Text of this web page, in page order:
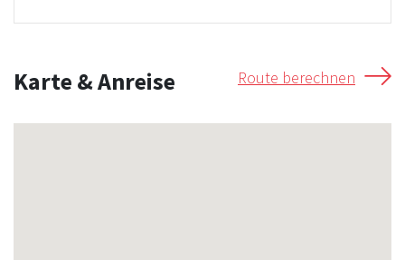
Karte & Anreise Route berechnen